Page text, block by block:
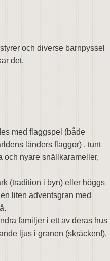
och diverse barnpyssel
det.
med flaggspel (både
länders flaggor) , tunt
och nyare snällkarameller,
(tradition i byn) eller höggs
liten adventsgran med
familjer i ett av deras hus
ljus i granen (skräcken!).